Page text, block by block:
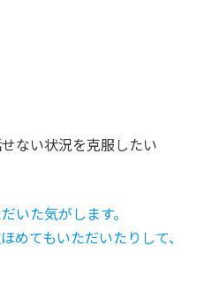
ない状況を克服したい
いた気がします。
てもいただいたりして、